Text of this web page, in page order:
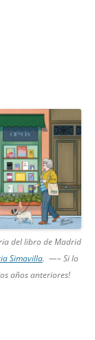
del libro de Madrid
Simavilla. —– Si lo
años anteriores!